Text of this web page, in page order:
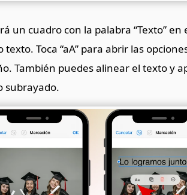
un cuadro con la palabra “Texto”
texto. Toca “aA” para abrir las
También puedes alinear el texto y
subrayado.